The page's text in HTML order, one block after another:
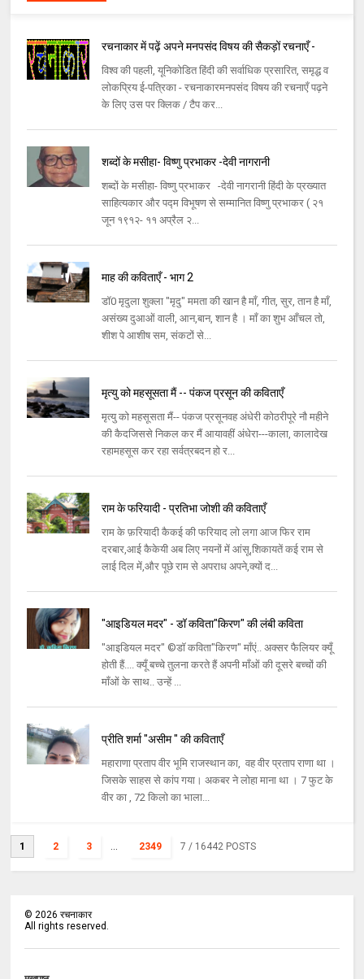
रचनाकार में पढ़ें अपने मनपसंद विषय की सैकड़ों रचनाएँ -
विश्व की पहली, यूनिकोडित हिंदी की सर्वाधिक प्रसारित, समृद्ध व
लोकप्रिय ई-पत्रिका - रचनाकारमनपसंद विषय की रचनाएँ पढ़ने
के लिए उस पर क्लिक / टैप कर...
शब्दों के मसीहा- विष्णु प्रभाकर -देवी नागरानी
शब्दों के मसीहा- विष्णु प्रभाकर -देवी नागरानी हिंदी के प्रख्यात
साहित्यकार और पद्म विभूषण से सम्मानित विष्णु प्रभाकर ( २१
जून १९१२- ११ अप्रैल २...
माह की कविताएँ - भाग 2
डॉ0 मृदुला शुक्ला "मृदु" ममता की खान है माँ, गीत, सुर, तान है माँ,
असंख्य दुआओं वाली, आन,बान, शान है । माँ का शुभ आँचल तो,
शीश पे आशीष सम, संकटों से...
मृत्यु को महसूसता मैं -- पंकज प्रसून की कविताएँ
मृत्यु को महसूसता मैं-- पंकज प्रसूनवह अंधेरी कोठरीपूरे नौ महीने
की कैदजिससे निकल कर मैं आयावहीं अंधेरा---काला, कालादेख
रहामहसूस कर रहा सर्वत्रबदन हो र...
राम के फरियादी - प्रतिभा जोशी की कविताएँ
राम के फ़रियादी कैकई की फरियाद लो लगा आज फिर राम
दरबार,आई कैकेयी अब लिए नयनों में आंसू,शिकायतें कई राम से
लाई दिल में,और पूछे राम से अपराध अपने,क्यों द...
"आइडियल मदर" - डॉ कविता"किरण" की लंबी कविता
"आइडियल मदर" ©डॉ कविता"किरण" माँएं.. अक्सर फैलियर क्यूँ
होती हैं.... क्यूँ बच्चे तुलना करते हैं अपनी माँओं की दूसरे बच्चों की
माँओं के साथ.. उन्हें ...
प्रीति शर्मा "असीम " की कविताएँ
महाराणा प्रताप वीर भूमि राजस्थान का, वह वीर प्रताप राणा था ।
जिसके साहस से कांप गया। अकबर ने लोहा माना था । 7 फुट के
वीर का , 72 किलो का भाला...
1 2 3 ... 2349 7 / 16442 POSTS
©2026 रचनाकार
All rights reserved.